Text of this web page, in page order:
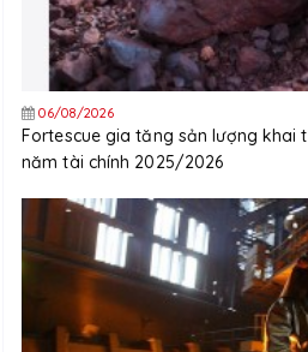
06/08/2026
Fortescue gia tăng sản lượng khai
năm tài chính 2025/2026